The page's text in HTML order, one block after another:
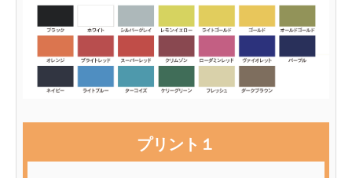
プリント１